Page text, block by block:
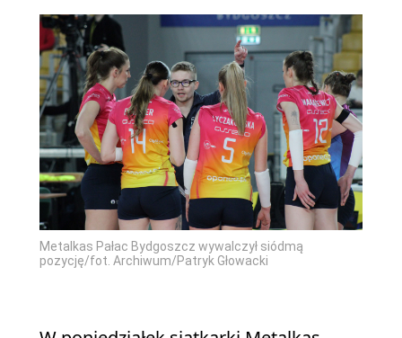
Metalkas Pałac Bydgoszcz wywalczył siódmą
pozycję/fot. Archiwum/Patryk Głowacki